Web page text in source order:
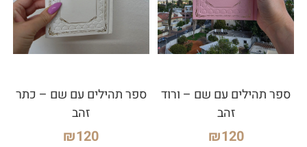
ספר תהילים עם שם – ורוד
זהב
₪120
ספר תהילים עם שם – כתר
זהב
₪120